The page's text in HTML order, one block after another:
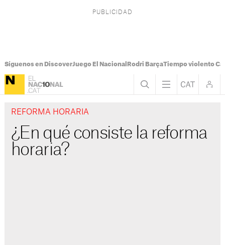
Síguenos en DiscoverJuego El Nacional Rodri BarçaTiempo violento
REFORMA HORARIA
¿En qué consiste la reforma
horaria?